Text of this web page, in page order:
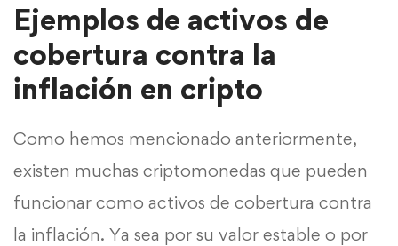
Ejemplos de activos de
cobertura contra la
inflación en cripto
Como hemos mencionado anteriormente,
existen muchas criptomonedas que pueden
funcionar como activos de cobertura contra
la inflación. Ya sea por su valor estable o por